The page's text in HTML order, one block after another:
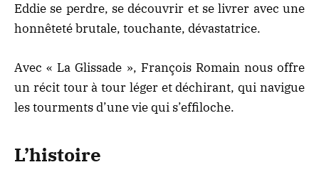
Eddie se perdre, se découvrir et se livrer avec une
honnêteté brutale, touchante, dévastatrice.
Avec « La Glissade », François Romain nous offre
un récit tour à tour léger et déchirant, qui navigue
les tourments d’une vie qui s’effiloche.
L’histoire